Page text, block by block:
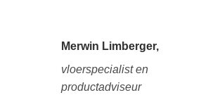
Merwin Limberger,
vloerspecialist en
productadviseur